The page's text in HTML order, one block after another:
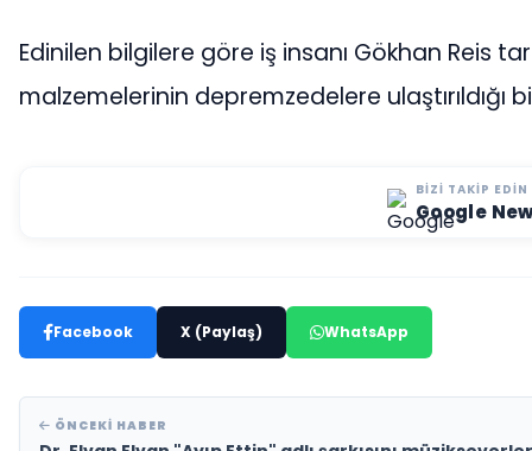
Edinilen bilgilere göre iş insanı Gökhan Reis
malzemelerinin depremzedelere ulaştırıldığı
BIZI TAKIP EDIN
Google
Facebook X (Paylaş) WhatsApp
ÖNCEKI HABER